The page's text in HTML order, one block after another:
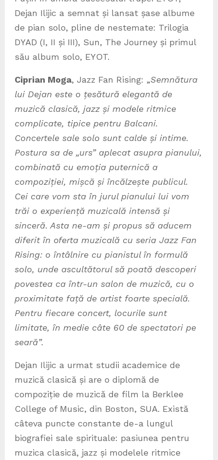
Dejan Ilijic a semnat și lansat șase albume
de pian solo, pline de nestemate: Trilogia
DYAD (I, II și III), Sun, The Journey și primul
său album solo, EYOT.
Ciprian Moga, Jazz Fan Rising: „Semnătura
lui Dejan este o țesătură elegantă de
muzică clasică, jazz și modele ritmice
complicate, tipice pentru Balcani.
Concertele sale solo sunt calde și intime.
Postura sa de „urs” aplecat asupra pianului,
combinată cu emoția puternică a
compoziției, mișcă și încălzește publicul.
Cei care vom sta în jurul pianului lui vom
trăi o experiență muzicală intensă și
sinceră. Asta ne-am și propus să aducem
diferit în oferta muzicală cu seria Jazz Fan
Rising: o întâlnire cu pianistul în formulă
solo, unde ascultătorul să poată descoperi
povestea ca într-un salon de muzică, cu o
proximitate față de artist foarte specială.
Pentru fiecare concert, locurile sunt
limitate, în medie câte 60 de spectatori pe
seară”.
Dejan Ilijic a urmat studii academice de
muzică clasică și are o diplomă de
compoziție de muzică de film la Berklee
College of Music, din Boston, SUA. Există
câteva puncte constante de-a lungul
biografiei sale spirituale: pasiunea pentru
muzica clasică, jazz și modelele ritmice